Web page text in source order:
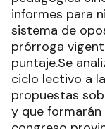
informes para
sistema de
prórroga
puntaje.Se
ciclo lectivo a
propuestas
y que